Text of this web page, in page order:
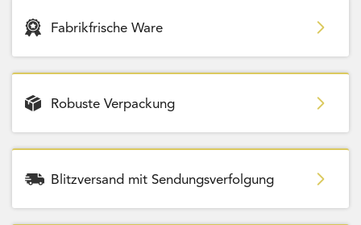
Fabrikfrische Ware
Robuste Verpackung
Blitzversand mit Sendungsverfolgung